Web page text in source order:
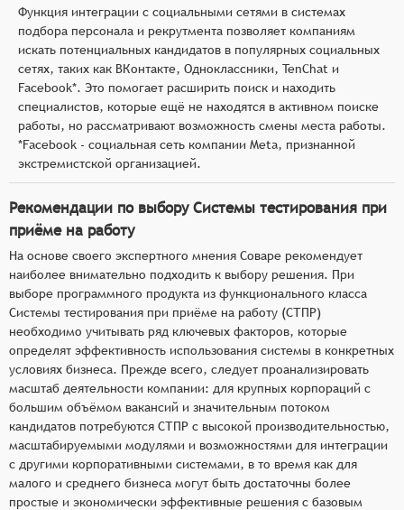
Функция интеграции с социальными сетями в системах
подбора персонала и рекрутмента позволяет компаниям
искать потенциальных кандидатов в популярных социальных
сетях, таких как ВКонтакте, Одноклассники, TenChat и
Facebook*. Это помогает расширить поиск и находить
специалистов, которые ещё не находятся в активном поиске
работы, но рассматривают возможность смены места работы.
*Facebook - социальная сеть компании Meta, признанной
экстремистской организацией.
Рекомендации по выбору Системы тестирования при
приёме на работу
На основе своего экспертного мнения Соваре рекомендует
наиболее внимательно подходить к выбору решения. При
выборе программного продукта из функционального класса
Системы тестирования при приёме на работу (СТПР)
необходимо учитывать ряд ключевых факторов, которые
определят эффективность использования системы в конкретных
условиях бизнеса. Прежде всего, следует проанализировать
масштаб деятельности компании: для крупных корпораций с
большим объёмом вакансий и значительным потоком
кандидатов потребуются СТПР с высокой производительностью,
масштабируемыми модулями и возможностями для интеграции
с другими корпоративными системами, в то время как для
малого и среднего бизнеса могут быть достаточны более
простые и экономически эффективные решения с базовым